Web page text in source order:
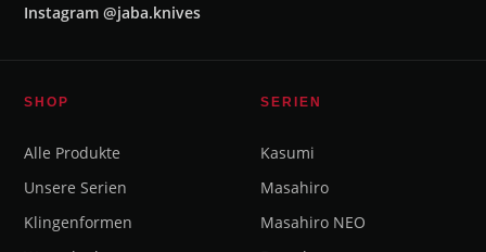
Instagram @jaba.knives
SHOP
Alle Produkte
Unsere Serien
Klingenformen
SERIEN
Kasumi
Masahiro
Masahiro NEO